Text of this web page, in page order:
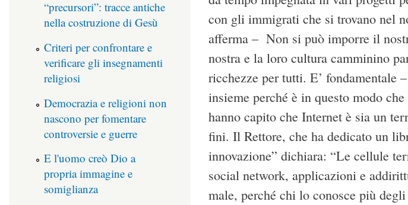
con gli immigrati che si trovano nel
afferma – Non si può imporre il
nostra e la loro cultura camminino
ricchezze per tutti. E’ fondamentale
insieme perché è in questo modo
hanno capito che Internet è sia un
fini. Il Rettore, che ha dedicato un
innovazione” dichiara: “Le cellule
social network, applicazioni e
male, perché chi lo conosce più
“precursori”: tracce antiche
nella costruzione di Gesù
Criteri per confrontare e
verificare gli insegnamenti
religiosi
Democrazia e religioni non
nascono per fomentare
controversie e guerre
E l'uomo creò Dio a
propria immagine e
somiglianza